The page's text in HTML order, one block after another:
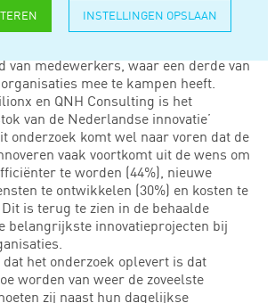
INSTELLINGEN OPSLAAN
voor het voortbestaan van
Maar veelal gaat innovatie niet zonder
van medewerkers, waar een derde van
mee te kampen heeft.
en QNH Consulting is het
van de Nederlandse innovatie’
onderzoek komt wel naar voren dat de
vaak voortkomt uit de wens om
te worden (44%), nieuwe
te ontwikkelen (30%) en kosten te
is terug te zien in de behaalde
belangrijkste innovatieprojecten bij
het onderzoek oplevert is dat
worden van weer de zoveelste
zij naast hun dagelijkse